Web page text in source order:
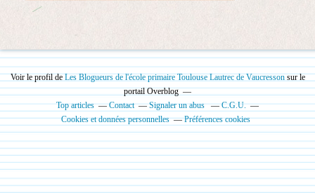
Voir le profil deLes Blogueurs de l'école primaire Toulouse Lautrec de Vaucressonsur le
portail Overblog
Top articles
Contact Signaler un abus
C.G.U.
Cookies et données personnelles
Préférences cookies